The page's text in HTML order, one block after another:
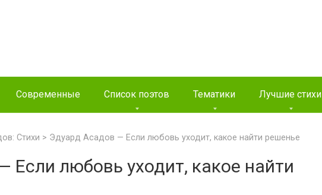
Современные Список поэтов Тематики Лучшие стихи
Стихи > Эдуард Асадов — Если любовь уходит, какое найти решенье
Если любовь уходит, какое найти